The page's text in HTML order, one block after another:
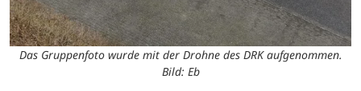
Das Gruppenfoto wurde mit der Drohne des DRK aufgenommen.
Bild: Eb